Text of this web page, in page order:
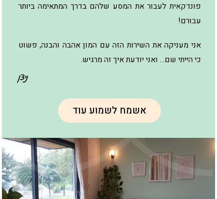
פונדקאית לעבור את המסע שלהם בדרך המתאימה ביותר
עבורם!
אני מעניקה את השירות הזה עם המון אהבה והבנה, פשוט
כי הייתי שם… ואני יודעת איך זה מרגיש.
ניצן
אשמח לשמוע עוד